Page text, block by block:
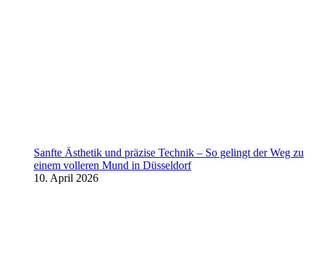
Sanfte Ästhetik und präzise Technik – So gelingt der Weg zu
einem volleren Mund in Düsseldorf
10. April 2026